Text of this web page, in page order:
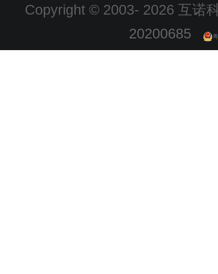
Copyright © 2003- 2026 互诺
20200685